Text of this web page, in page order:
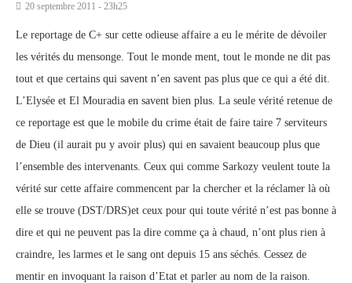
20 septembre 2011 - 23h25
Le reportage de C+ sur cette odieuse affaire a eu le mérite de dévoiler
les vérités du mensonge. Tout le monde ment, tout le monde ne dit pas
tout et que certains qui savent n’en savent pas plus que ce qui a été dit.
L’Elysée et El Mouradia en savent bien plus. La seule vérité retenue de
ce reportage est que le mobile du crime était de faire taire 7 serviteurs
de Dieu (il aurait pu y avoir plus) qui en savaient beaucoup plus que
l’ensemble des intervenants. Ceux qui comme Sarkozy veulent toute la
vérité sur cette affaire commencent par la chercher et la réclamer là où
elle se trouve (DST/DRS)et ceux pour qui toute vérité n’est pas bonne à
dire et qui ne peuvent pas la dire comme ça à chaud, n’ont plus rien à
craindre, les larmes et le sang ont depuis 15 ans séchés. Cessez de
mentir en invoquant la raison d’Etat et parler au nom de la raison.